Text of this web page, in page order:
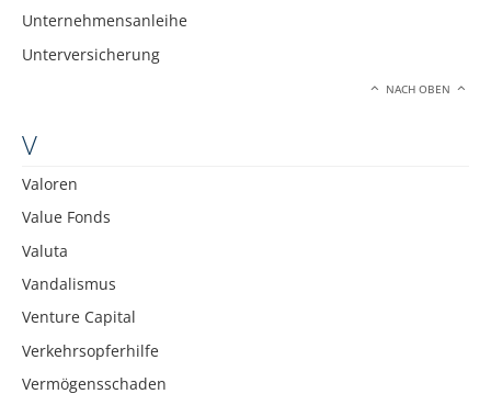
Unternehmensanleihe
Unterversicherung
NACH OBEN
V
Valoren
Value Fonds
Valuta
Vandalismus
Venture Capital
Verkehrsopferhilfe
Vermögensschaden